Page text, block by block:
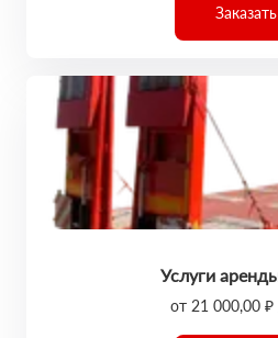
Заказать
Услуги
от 21 000,00